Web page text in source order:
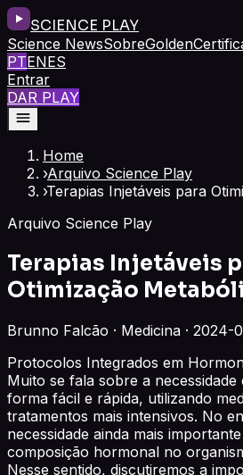
SCIENCE PLAY
Science NewsSobreGolden
PTENES
Entrar
DAR PLAY
Home
›Arquivo Science Play
›Terapias Injetáveis para
Arquivo Science Play
Terapias Injetáveis
Otimização
Brunno Falcão · Medicina · 2024-
Protocolos Integrados em
Muito se fala sobre a
forma fácil e rápida, utilizando
tratamentos mais intensivos. No
necessidade ainda mais
composição hormonal no
Nesse sentido, discutiremos a